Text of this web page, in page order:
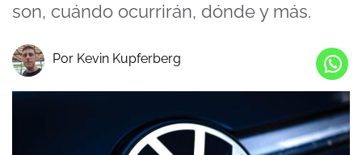
son, cuándo ocurrirán, dónde y más.
Por Kevin Kupferberg